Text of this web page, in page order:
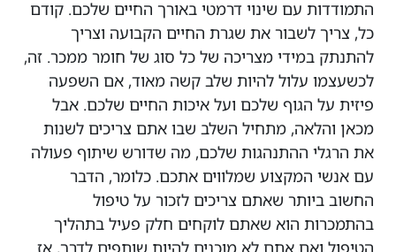
התמודדות עם שינוי דרמטי באורך החיים שלכם. קודם
כל, צריך לשבור את שגרת החיים הקבועה וצריך
להתנתק במידי מצריכה של כל סוג של חומר ממכר. ‏זה,
לכשעצמו עלול להיות שלב קשה מאוד, ‏אם השפעה
פיזית על הגוף שלכם ועל איכות החיים שלכם. אבל
מכאן והלאה, מתחיל השלב שבו אתם צריכים לשנות
את הרגלי ‏ההתנהגות שלכם, מה שדורש שיתוף פעולה
עם אנשי המקצוע שמלווים אתכם. כלומר, הדבר
החשוב ביותר שאתם צריכים לזכור על טיפול
בהתמכרות הוא שאתם לוקחים חלק ‏פעיל בתהליך